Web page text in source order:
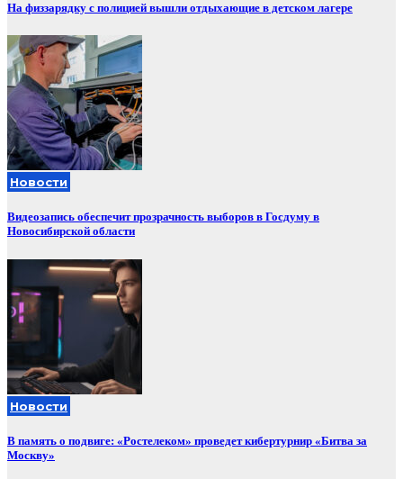
На физзарядку с полицией вышли отдыхающие в детском лагере
Новости
Видеозапись обеспечит прозрачность выборов в Госдуму в
Новосибирской области
Новости
В память о подвиге: «Ростелеком» проведет кибертурнир «Битва за
Москву»